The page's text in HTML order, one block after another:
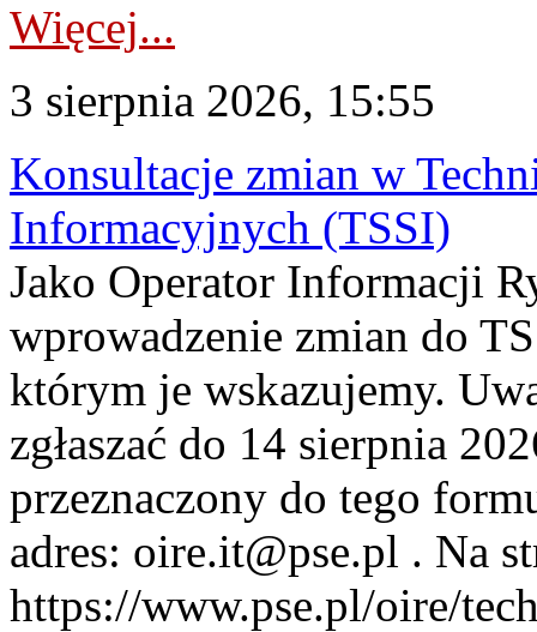
Więcej...
3 sierpnia 2026, 15:55
Konsultacje zmian w
Informacyjnych (TSSI)
Jako Operator Informacji
wprowadzenie zmian do
którym je wskazujemy.
zgłaszać do 14 sierpnia
przeznaczony do tego
adres: oire.it@pse.pl . Na
https://www.pse.pl/oire/